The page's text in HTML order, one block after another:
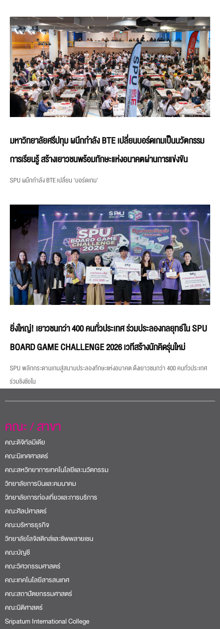
มหาวิทยาลัยศรีปทุม ผนึกกำลัง BTE เปลี่ยนบอร์ดเกมเป็นนวัตกรรม
การเรียนรู้ สร้างเยาวชนพร้อมทักษะแห่งอนาคตผ่านการแข่งขัน
SPU ผนึกกำลัง BTE เปลี่ยน ‘บอร์ดเกม’
ยิ่งใหญ่! เยาวชนกว่า 400 คนทั่วประเทศ ร่วมประลองกลยุทธ์ใน SPU
BOARD GAME CHALLENGE 2026 เวทีสร้างนักคิดรุ่นใหม่
SPU พลิกกระดานเกมสู่สนามประลองทักษะแห่งอนาคต ดึงเยาวชนกว่า 400 คนทั่วประเทศ
ร่วมชิงชัยใน
คณะ / สาขา
คณะดิจิทัลมีเดีย
คณะนิเทศศาสตร์
คณะสหวิทยาการเทคโนโลยีและนวัตกรรม
วิทยาลัยการบินและคมนาคม
วิทยาลัยการท่องเที่ยวและการบริการ
คณะศิลปศาสตร์
คณะบริหารธุรกิจ
วิทยาลัยโลจิสติกส์และซัพพลายเชน
คณะบัญชี
คณะวิศวกรรมศาสตร์
คณะเทคโนโลยีสารสนเทศ
คณะสถาปัตยกรรมศาสตร์
คณะนิติศาสตร์
Sripatum International College